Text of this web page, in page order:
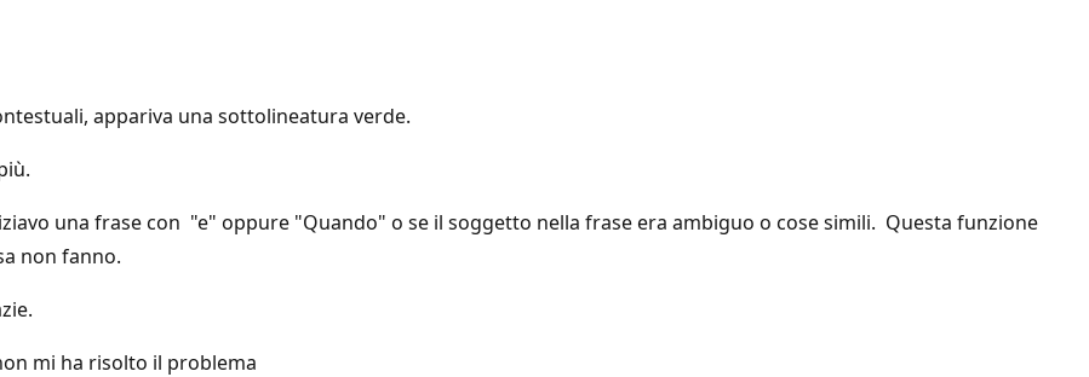
appariva una sottolineatura verde.
una frase con "e" oppure "Quando" o se il soggetto nella frase era ambiguo o cose simili. Questa funzione
non fanno.
mi ha risolto il problema